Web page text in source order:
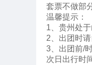
套票不做部
温馨提示：
1、贵州处
2、出团时
3、出团前/
次日出行时